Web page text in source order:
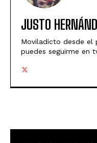
JUSTO
Moviladicto desde el
puedes seguirme en